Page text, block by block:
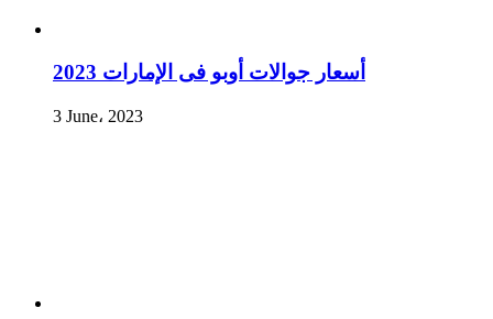
أسعار جوالات أوبو فى الإمارات 2023
3 June، 2023